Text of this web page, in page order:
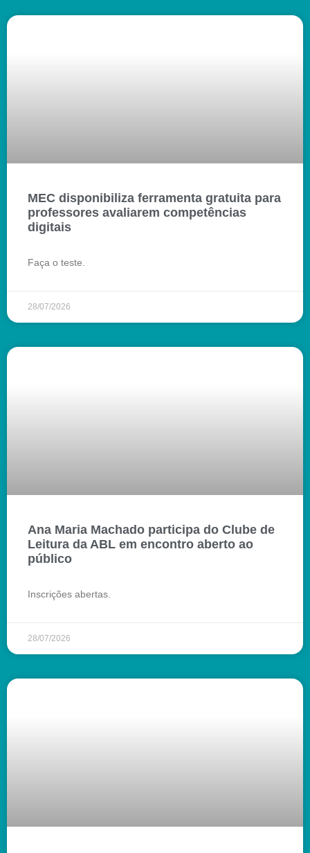
MEC disponibiliza ferramenta gratuita para
professores avaliarem competências
digitais
Faça o teste.
28/07/2026
Ana Maria Machado participa do Clube de
Leitura da ABL em encontro aberto ao
público
Inscrições abertas.
28/07/2026